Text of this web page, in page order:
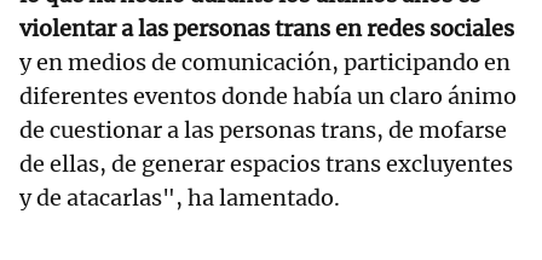
violentar a las personas trans en redes sociales
y en medios de comunicación, participando en
diferentes eventos donde había un claro ánimo
de cuestionar a las personas trans, de mofarse
de ellas, de generar espacios trans excluyentes
y de atacarlas", ha lamentado.